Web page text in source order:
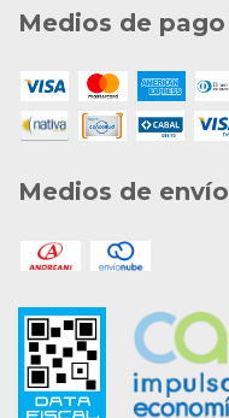
Medios de pago
Medios de envío